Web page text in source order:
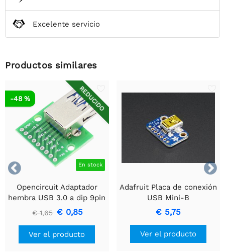
Excelente servicio
Productos similares


REDUCIDO
En stock
-48 %
Opencircuit Adaptador
hembra USB 3.0 a dip 9pin
€ 1,65 € 0,85
Ver el producto
Adafruit Placa de conexión
USB Mini-B
€ 5,75
Ver el producto